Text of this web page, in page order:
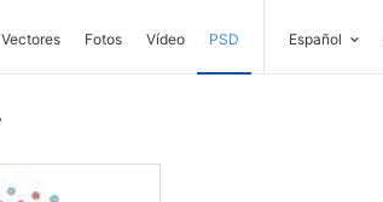
Vectores Fotos Vídeo PSD Español